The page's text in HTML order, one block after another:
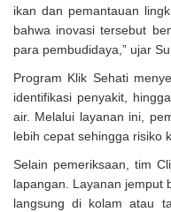
ikan dan pemantauan
bahwa inovasi tersebut
para pembudidaya,” ujar
Program Klik Sehati
identifikasi penyakit,
air. Melalui layanan ini,
lebih cepat sehingga risiko
Selain pemeriksaan, tim
lapangan. Layanan jemput
langsung di kolam atau